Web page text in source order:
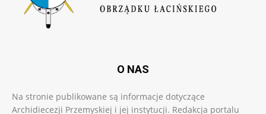
O NAS
Na stronie publikowane są informacje dotyczące
Archidiecezji Przemyskiej i jej instytucji. Redakcja portalu